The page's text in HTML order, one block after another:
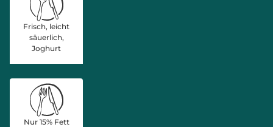
Frisch, leicht
säuerlich,
Joghurt
Nur 15% Fett